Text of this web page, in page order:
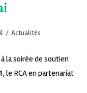
/ Actualités
la soirée de soutien
le RCA en partenariat